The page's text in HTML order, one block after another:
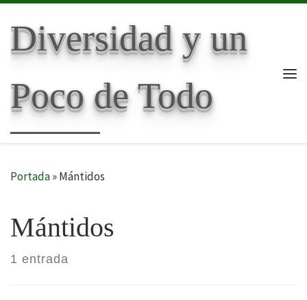
Diversidad y un
Poco de Todo
Portada»Mántidos
Mántidos
1 entrada